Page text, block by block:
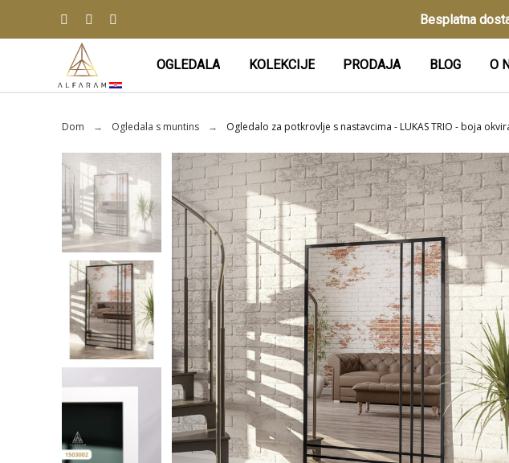
Besplatna
OGLEDALA KOLEKCIJE PRODAJA BLOG O
Dom Ogledala s muntins Ogledalo za potkrovlje s nastavcima - LUKAS TRIO - boja